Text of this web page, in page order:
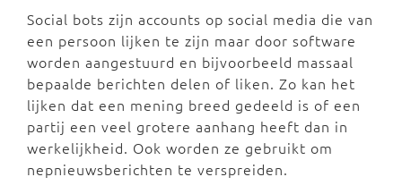
Social bots zijn accounts op social media die van
een persoon lijken te zijn maar door software
worden aangestuurd en bijvoorbeeld massaal
bepaalde berichten delen of liken. Zo kan het
lijken dat een mening breed gedeeld is of een
partij een veel grotere aanhang heeft dan in
werkelijkheid. Ook worden ze gebruikt om
nepnieuwsberichten te verspreiden.